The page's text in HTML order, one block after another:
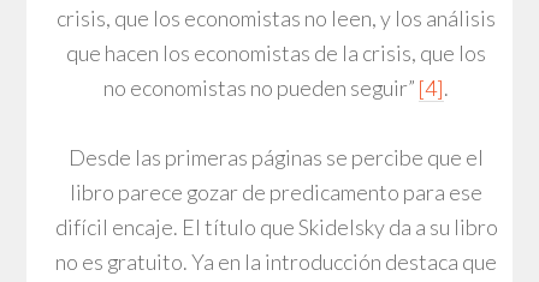
crisis, que los economistas no leen, y los análisis
que hacen los economistas de la crisis, que los
no economistas no pueden seguir” [4].
Desde las primeras páginas se percibe que el
libro parece gozar de predicamento para ese
difícil encaje. El título que Skidelsky da a su libro
no es gratuito. Ya en la introducción destaca que